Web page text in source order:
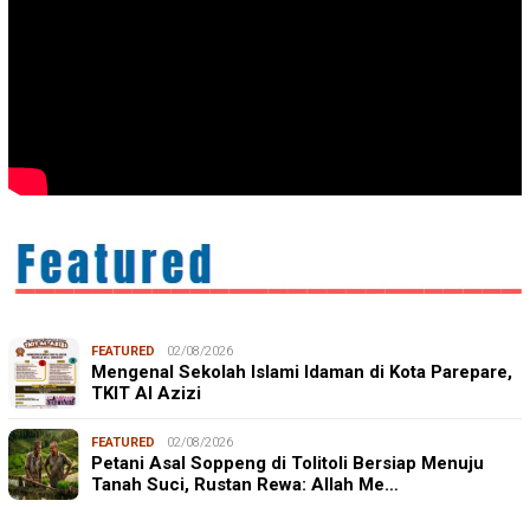
FEATURED 02/08/2026
Mengenal Sekolah Islami Idaman di Kota Parepare,
TKIT Al Azizi
FEATURED 02/08/2026
Petani Asal Soppeng di Tolitoli Bersiap Menuju
Tanah Suci, Rustan Rewa: Allah Me…